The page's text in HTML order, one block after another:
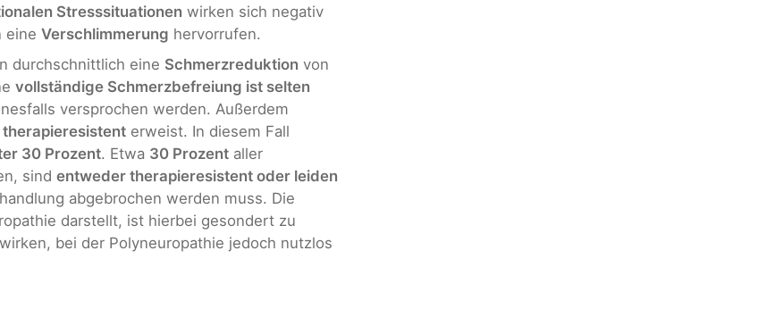
Stresssituationen wirken sich negativ
eine Verschlimmerung hervorrufen.
durchschnittlich eine Schmerzreduktion von
vollständige Schmerzbefreiung ist selten
versprochen werden. Außerdem
therapieresistent erweist. In diesem Fall
30 Prozent. Etwa 30 Prozent aller
sind entweder therapieresistent oder leiden
abgebrochen werden muss. Die
darstellt, ist hierbei gesondert zu
bei der Polyneuropathie jedoch nutzlos